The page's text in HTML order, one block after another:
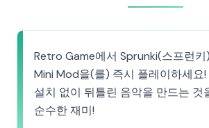
Retro Game에서 Sprunki(스프런
Mini Mod을(를) 즉시 플레이하세요
설치 없이 뒤틀린 음악을 만드는 것
순수한 재미!